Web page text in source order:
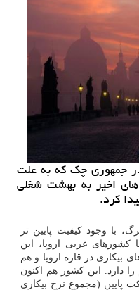
جمهوری چك كه به علت
اخیر به بهشت شغلی
كرد.
با وجود كیفیت پایین تر
غربی اروپا، این
بیكاری در قاره اروپا و هم
دارد. این كشور هم اكنون
پایین (مجموع نرخ بیكاری